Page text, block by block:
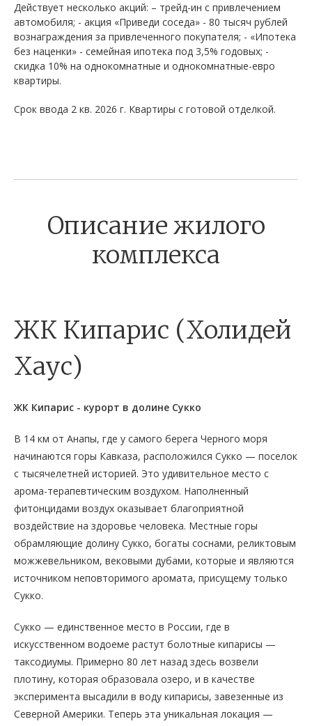
Действует несколько акций: – трейд-ин с привлечением
автомобиля; - акция «Приведи соседа» - 80 тысяч рублей
вознаграждения за привлеченного покупателя; - «Ипотека
без наценки» - семейная ипотека под 3,5% годовых; -
скидка 10% на однокомнатные и однокомнатные-евро
квартиры.
Срок ввода 2 кв. 2026 г. Квартиры с готовой отделкой.
Описание жилого
комплекса
ЖК Кипарис (Холидей
Хаус)
ЖК Кипарис - курорт в долине Сукко
В 14 км от Анапы, где у самого берега Черного моря
начинаются горы Кавказа, расположился Сукко — поселок
с тысячелетней историей. Это удивительное место с
арома-терапевтическим воздухом. Наполненный
фитонцидами воздух оказывает благоприятной
воздействие на здоровье человека. Местные горы
обрамляющие долину Сукко, богаты соснами, реликтовым
можжевельником, вековыми дубами, которые и являются
источником неповторимого аромата, присущему только
Сукко.
Сукко — единственное место в России, где в
искусственном водоеме растут болотные кипарисы —
таксодиумы. Примерно 80 лет назад здесь возвели
плотину, которая образовала озеро, и в качестве
эксперимента высадили в воду кипарисы, завезенные из
Северной Америки. Теперь эта уникальная локация —